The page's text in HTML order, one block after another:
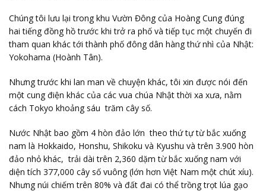
Chúng tôi lưu lại trong khu Vườn Đông của Hoàng Cung đúng
hai tiếng đồng hồ trước khi trở ra phố và tiếp tục một chuyến đi
tham quan khác tới thành phố đông dân hàng thứ nhì của Nhật:
Yokohama (Hoành Tân).
Nhưng trước khi lan man về chuyện khác, tôi xin được nói đến
một cung điện khác của các vua chúa Nhật thời xa xưa, nằm
cách Tokyo khoảng sáu trăm cây số.
Nước Nhật bao gồm 4 hòn đảo lớn theo thứ tự từ bắc xuống
nam là Hokkaido, Honshu, Shikoku và Kyushu và trên 3.900 hòn
đảo nhỏ khác, trải dài trên 2,360 dặm từ bắc xuống nam với
diện tích 377,000 cây số vuông (lớn hơn Việt Nam một chút xíu).
Nhưng núi chiếm trên 80% và đất đai có thể trồng trọt lúa gạo